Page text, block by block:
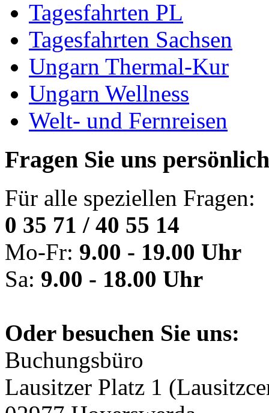
Tagesfahrten PL
Tagesfahrten Sachsen
Ungarn Thermal-Kur
Ungarn Wellness
Welt- und Fernreisen
Fragen Sie uns persönlich
Für alle speziellen Fragen:
0 35 71 / 40 55 14
Mo-Fr: 9.00 - 19.00 Uhr
Sa: 9.00 - 18.00 Uhr
Oder besuchen Sie uns:
Buchungsbüro
Lausitzer Platz 1